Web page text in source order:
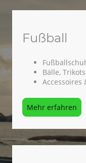
Fußball
Bälle,
Accessoires
Mehr erfahren